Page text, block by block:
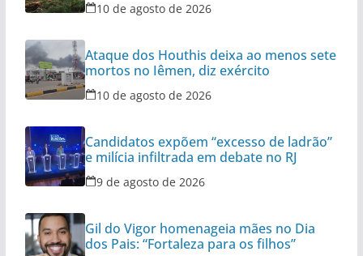
10 de agosto de 2026
Ataque dos Houthis deixa ao menos sete
mortos no Iêmen, diz exército
10 de agosto de 2026
Candidatos expõem “excesso de ladrão”
e milícia infiltrada em debate no RJ
9 de agosto de 2026
Gil do Vigor homenageia mães no Dia
dos Pais: “Fortaleza para os filhos”